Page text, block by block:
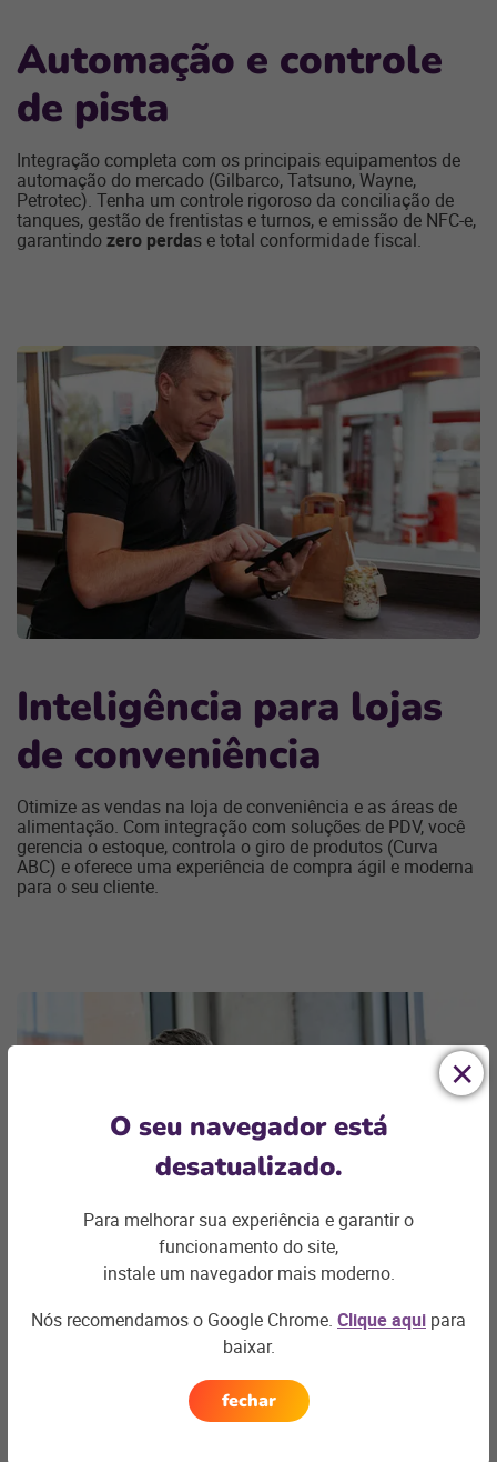
Automação e controle
de pista
Integração completa com os principais equipamentos de
automação do mercado (Gilbarco, Tatsuno, Wayne,
Petrotec). Tenha um controle rigoroso da conciliação de
tanques, gestão de frentistas e turnos, e emissão de NFC-e,
garantindozero perdas e total conformidade fiscal.
Inteligência para lojas
de conveniência
Otimize as vendas na loja de conveniência e as áreas de
alimentação. Com integração com soluções de PDV, você
gerencia o estoque, controla o giro de produtos (Curva
ABC) e oferece uma experiência de compra ágil e moderna
para o seu cliente.
Tomada de decisão em
tempo real
O seu navegador está
desatualizado.
Para melhorar sua experiência e garantir o
funcionamento do site,
instale um navegador mais moderno.
Nós recomendamos o Google Chrome. Clique aqui para
baixar.
fechar